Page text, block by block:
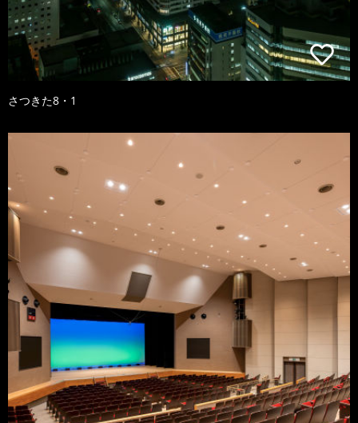
さつきた8・1